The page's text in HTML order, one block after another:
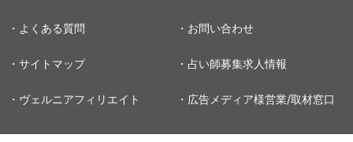
・よくある質問 ・お問い合わせ
・サイトマップ ・占い師募集求人情報
・ヴェルニアフィリエイト ・広告メディア様営業/取材窓口